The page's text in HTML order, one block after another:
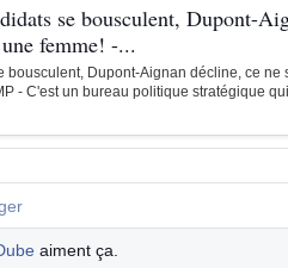
se bousculent, Dupont-
femme! -...
bousculent, Dupont-Aignan décline, ce ne
- C'est un bureau politique stratégique
aiment ça.